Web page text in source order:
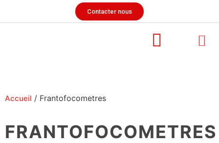
Contacter nous
Accueil / Frantofocometres
FRANTOFOCOMETRES